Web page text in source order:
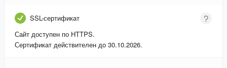
SSL-сертификат
Сайт доступен по HTTPS.
Сертификат действителен до 30.10.2026.